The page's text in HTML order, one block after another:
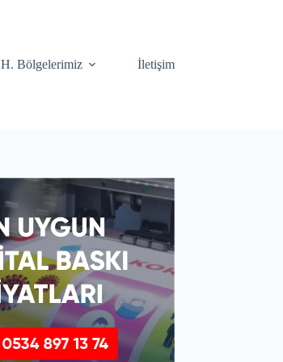
H. Bölgelerimiz İletişim